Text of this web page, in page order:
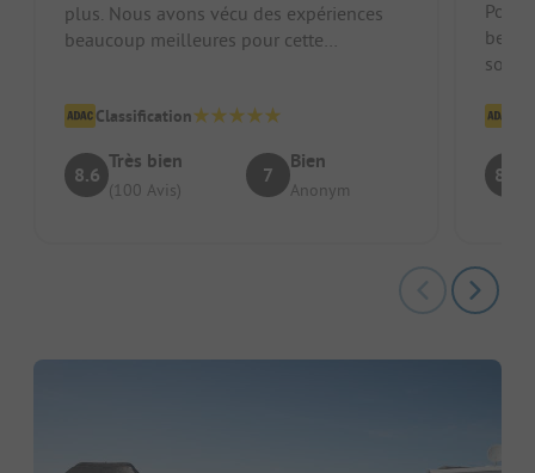
plus. Nous avons vécu des expériences
beaucoup meilleures pour cette
Classification
8.6
Très bien
(100 Avis)
7
Bien
Anonym
sont
8.8